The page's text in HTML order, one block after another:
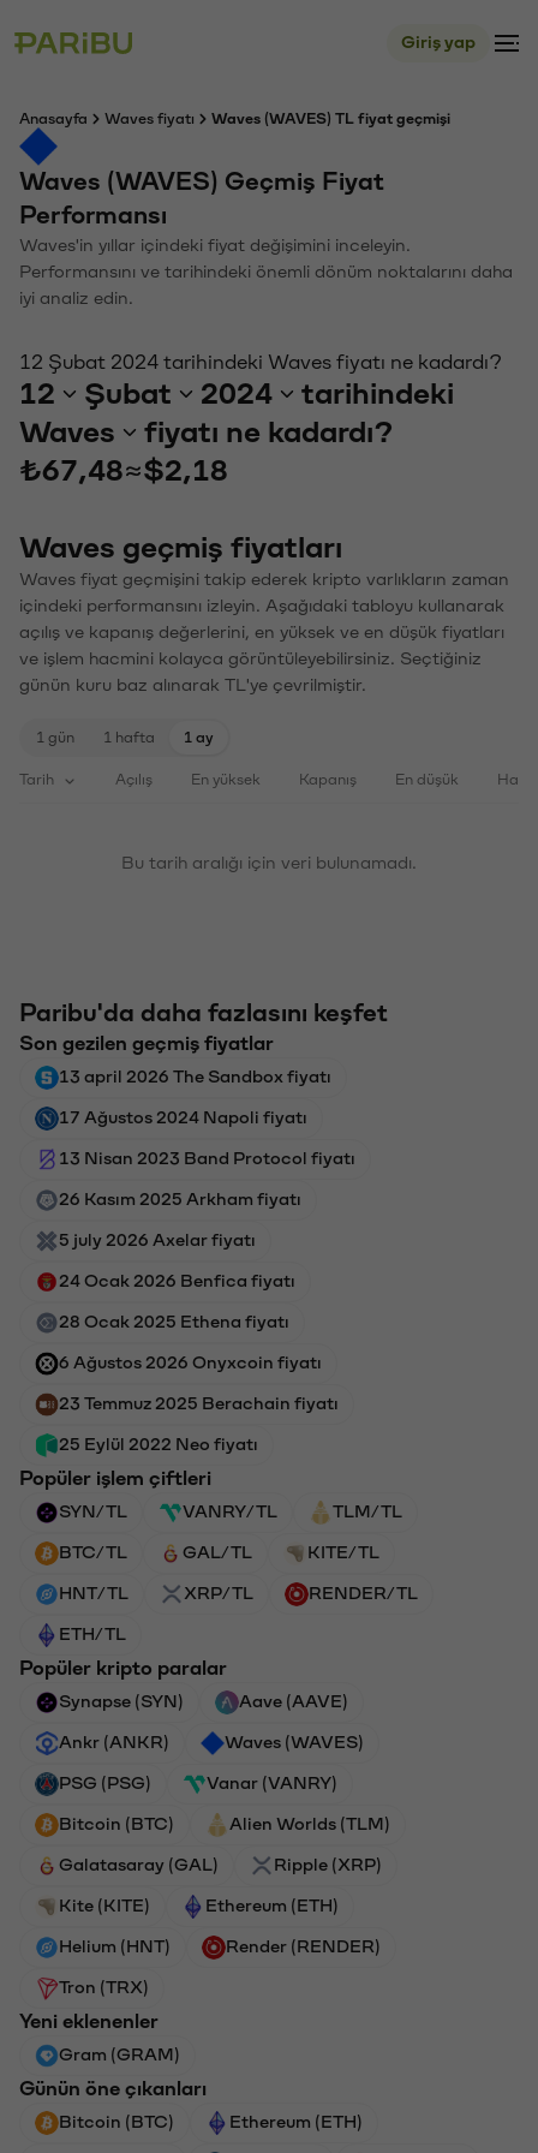
Giriş yap
Anasayfa Waves fiyatı Waves (WAVES) TL fiyat geçmişi
Waves (WAVES) Geçmiş Fiyat
Performansı
Waves'in yıllar içindeki fiyat değişimini inceleyin.
Performansını ve tarihindeki önemli dönüm noktalarını daha
iyi analiz edin.
12 Şubat 2024 tarihindeki Waves fiyatı ne kadardı?
12 Şubat 2024
tarihindeki
Waves
fiyatı ne kadardı?
₺67,48≈$2,18
Waves geçmiş fiyatları
Waves fiyat geçmişini takip ederek kripto varlıkların zaman
içindeki performansını izleyin. Aşağıdaki tabloyu kullanarak
açılış ve kapanış değerlerini, en yüksek ve en düşük fiyatları
ve işlem hacmini kolayca görüntüleyebilirsiniz. Seçtiğiniz
günün kuru baz alınarak TL'ye çevrilmiştir.
1 gün 1 hafta 1 ay
Tarih Açılış En yüksek Kapanış En düşük
Bu tarih aralığı için veri bulunamadı.
Paribu'da daha fazlasını keşfet
Son gezilen geçmiş fiyatlar
13 april 2026 The Sandbox fiyatı
17 Ağustos 2024 Napoli fiyatı
13 Nisan 2023 Band Protocol fiyatı
26 Kasım 2025 Arkham fiyatı
5 july 2026 Axelar fiyatı
24 Ocak 2026 Benfica fiyatı
28 Ocak 2025 Ethena fiyatı
6 Ağustos 2026 Onyxcoin fiyatı
23 Temmuz 2025 Berachain fiyatı
25 Eylül 2022 Neo fiyatı
Popüler işlem çiftleri
SYN/TL VANRY/TL TLM/TL
BTC/TL GAL/TL KITE/TL
HNT/TL XRP/TL RENDER/TL
ETH/TL
Popüler kripto paralar
Synapse (SYN) Aave (AAVE)
Ankr (ANKR) Waves (WAVES)
PSG (PSG) Vanar (VANRY)
Bitcoin (BTC) Alien Worlds (TLM)
Galatasaray (GAL) Ripple (XRP)
Kite (KITE) Ethereum (ETH)
Helium (HNT) Render (RENDER)
Tron (TRX)
Yeni eklenenler
Gram (GRAM)
Günün öne çıkanları
Bitcoin (BTC) Ethereum (ETH)